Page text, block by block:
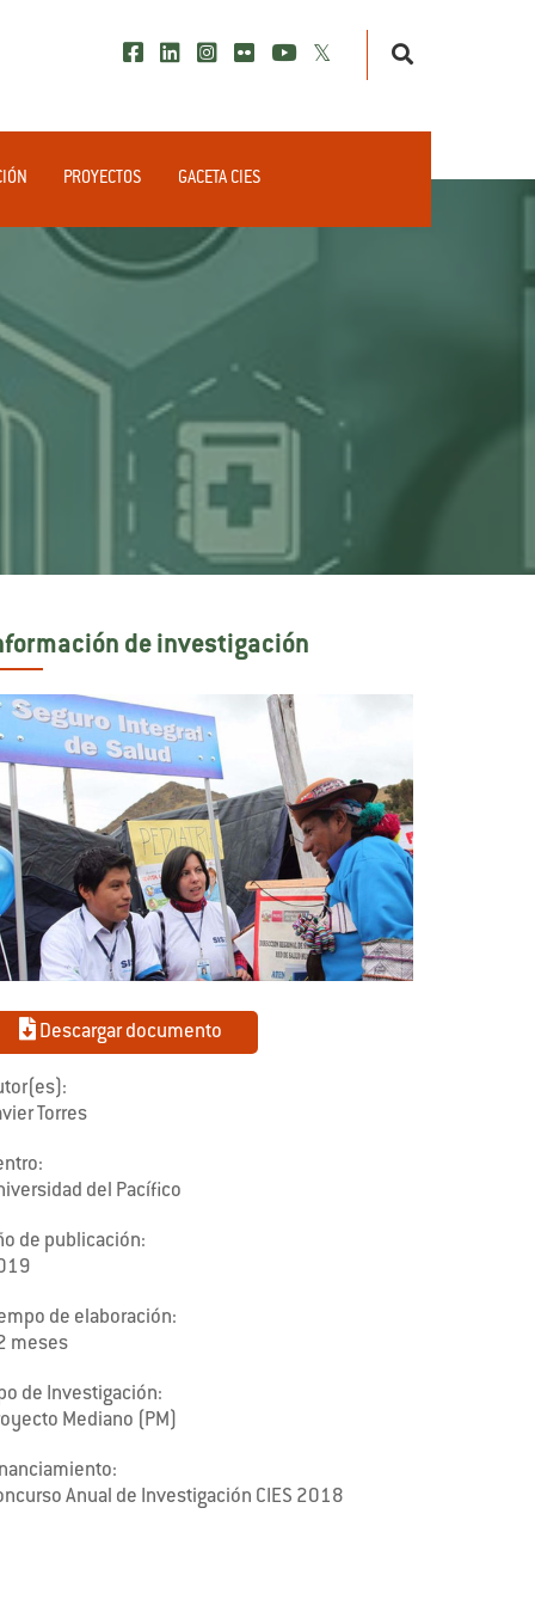
PROYECTOS GACETA CIES
de investigación
Descargar documento
Torres
del Pacífico
de publicación:
de elaboración:
meses
de Investigación:
Mediano (PM)
Anual de Investigación CIES 2018